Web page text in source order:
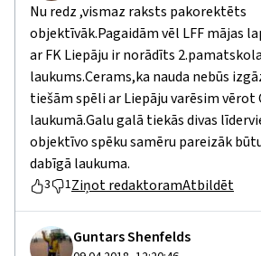
Nu redz ,vismaz raksts pakorektēts
objektīvāk.Pagaidām vēl LFF mājas
ar FK Liepāju ir norādīts
laukums.Cerams,ka nauda nebūs
tiešām spēli ar Liepāju varēsim vērot
laukumā.Galu galā tiekās divas
objektīvo spēku samēru pareizāk
dabīgā laukuma.
3 1Ziņot redaktoramAtbildēt
Guntars Shenfelds